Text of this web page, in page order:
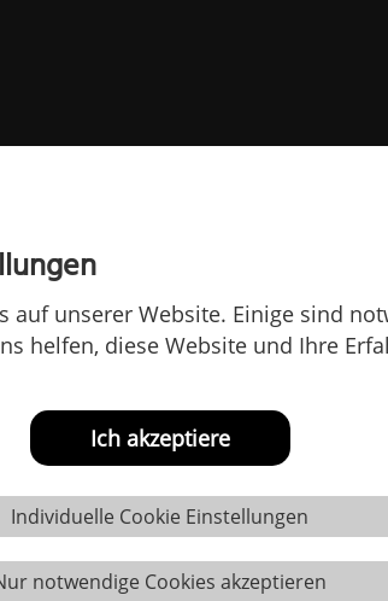
auf unserer Website. Einige sind
helfen, diese Website und Ihre
Ich akzeptiere
Individuelle Cookie Einstellungen
notwendige Cookies akzeptieren